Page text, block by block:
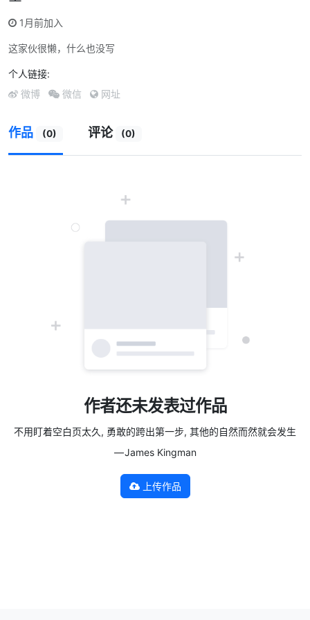
1月前加入
这家伙很懒，什么也没写
个人链接:
微博 微信 网址
作品 (0) 评论 (0)
作者还未发表过作品
不用盯着空白页太久, 勇敢的跨出第一步, 其他的自然而然就会发生
— James Kingman
上传作品